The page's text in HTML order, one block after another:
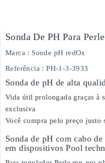
Sonda De PH Para
Marca : Sonde pH redOx
Referência : PH-1-3-3933
Sonda de pH de alta
Vida útil prolongada graças à
exclusiva
Você compra pelo preço justo
Sonda de pH com cabo
em dispositivos Pool